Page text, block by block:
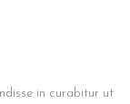
in curabitur ut